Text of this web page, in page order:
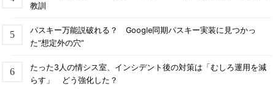
教訓
パスキー万能説破れる？ Google同期パスキー実装に見つかっ
た“想定外の穴”
たった3人の情シス室、インシデント後の対策は「むしろ運用を減
らす」 どう強化した？